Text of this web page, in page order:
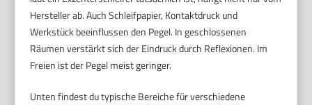
Hersteller ab. Auch Schleifpapier, Kontaktdruck und
Werkstück beeinflussen den Pegel. In geschlossenen
Räumen verstärkt sich der Eindruck durch Reflexionen. Im
Freien ist der Pegel meist geringer.
Unten findest du typische Bereiche für verschiedene